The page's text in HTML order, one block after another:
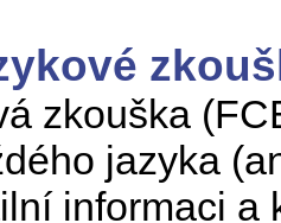
zkouška
jazyka
informaci a